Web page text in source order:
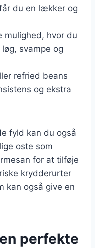
du en lækker og
mulighed, hvor du
svampe og
refried beans
og ekstra
fyld kan du også
oste som
for at tilføje
krydderurter
kan også give en
perfekte